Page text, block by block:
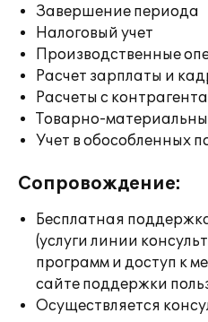
Завершение периода
Налоговый учет
Производственные
Расчет зарплаты и
Расчеты с
Товарно-
Учет в обособленных
Сопровождение:
Бесплатная
(услуги линии
программ и доступ к
сайте поддержки
Осуществляется